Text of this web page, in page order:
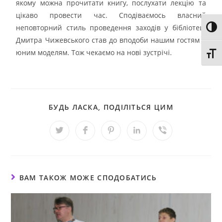
якому можна прочитати книгу, послухати лекцію та
цікаво провести час. Сподіваємось власний
неповторний стиль проведення заходів у бібліотеці
Дмитра Чижевського став до вподоби нашим гостям –
юним моделям. Тож чекаємо на нові зустрічі.
БУДЬ ЛАСКА, ПОДІЛІТЬСЯ ЦИМ
ВАМ ТАКОЖ МОЖЕ СПОДОБАТИСЬ